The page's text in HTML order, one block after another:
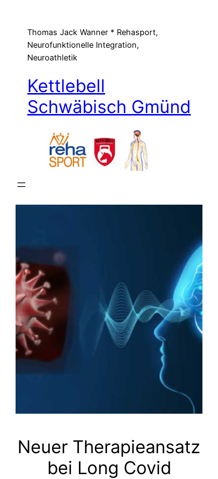
springenThomas Jack Wanner * Rehasport,
Neurofunktionelle Integration,
Neuroathletik
Kettlebell
Schwäbisch Gmünd
Neuer Therapieansatz
bei Long Covid